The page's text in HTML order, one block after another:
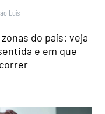
Luís
do país: veja
e em que